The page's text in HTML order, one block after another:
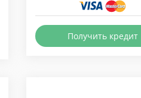
Получить кредит